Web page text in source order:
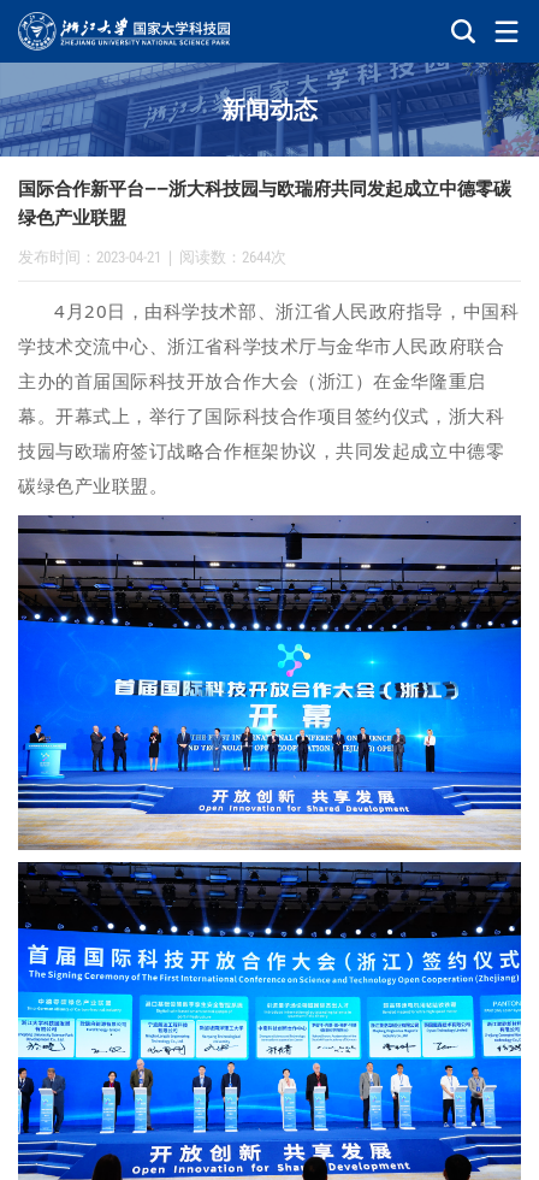
新闻动态
国际合作新平台——浙大科技园与欧瑞府共同发起成立中德零碳
绿色产业联盟
发布时间：2023-04-21 阅读数：2644次
4月20日，由科学技术部、浙江省人民政府指导，中国科
学技术交流中心、浙江省科学技术厅与金华市人民政府联合
主办的首届国际科技开放合作大会（浙江）在金华隆重启
幕。开幕式上，举行了国际科技合作项目签约仪式，浙大科
技园与欧瑞府签订战略合作框架协议，共同发起成立中德零
碳绿色产业联盟。